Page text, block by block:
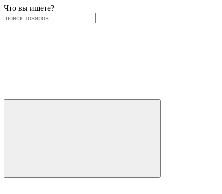
Что вы ищете?